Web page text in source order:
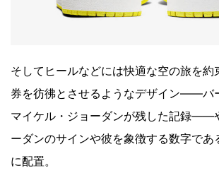
そしてヒールなどには快適な空の旅を約
券を彷彿とさせるようなデザイン――バ
マイケル・ジョーダンが残した記録――
ーダンのサインや彼を象徴する数字であ
に配置。